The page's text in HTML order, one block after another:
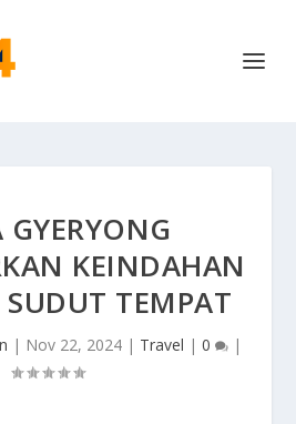
KEINDAHAN
SUDUT TEMPAT
| Nov 22, 2024 | Travel | 0 |